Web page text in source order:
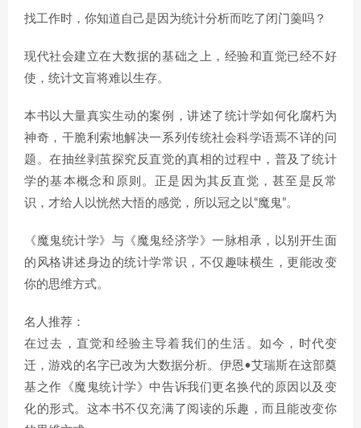
找工作时，你知道自己是因为统计分析而吃了闭门羹吗？
现代社会建立在大数据的基础之上，经验和直觉已经不好
使，统计文盲将难以生存。
本书以大量真实生动的案例，讲述了统计学如何化腐朽为
神奇，干脆利索地解决一系列传统社会科学语焉不详的问
题。在抽丝剥茧探究反直觉的真相的过程中，普及了统计
学的基本概念和原则。正是因为其反直觉，甚至是反常
识，才给人以恍然大悟的感觉，所以冠之以“魔鬼”。
《魔鬼统计学》与《魔鬼经济学》一脉相承，以别开生面
的风格讲述身边的统计学常识，不仅趣味横生，更能改变
你的思维方式。
名人推荐：
在过去，直觉和经验主导着我们的生活。如今，时代变
迁，游戏的名字已改为大数据分析。伊恩•艾瑞斯在这部奠
基之作《魔鬼统计学》中告诉我们更名换代的原因以及变
化的形式。这本书不仅充满了阅读的乐趣，而且能改变你